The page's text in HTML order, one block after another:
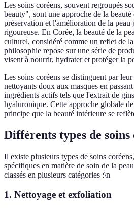
Les soins coréens, souvent regroupés
beauty", sont une approche de la
préservation et l'amélioration de la peau
rigoureuse. En Corée, la beauté de la
culturel, considéré comme un reflet de
philosophie repose sur une série de
visent à nourrir, hydrater et protéger la
Les soins coréens se distinguent par
nettoyants doux aux masques en
ingrédients actifs tels que l'extrait de
hyaluronique. Cette approche globale
principe que la beauté intérieure se
Différents types de soins
Il existe plusieurs types de soins
spécifiques en matière de soin de la
classés en plusieurs catégories :\n
1. Nettoyage et exfoliation